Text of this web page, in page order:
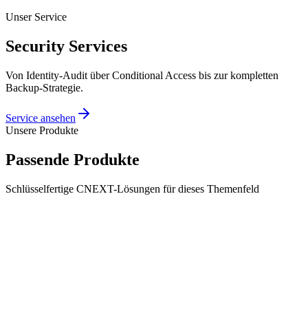
Unser Service
Security Services
Von Identity-Audit über Conditional Access bis zur kompletten
Backup-Strategie.
Service ansehen
Unsere Produkte
Passende Produkte
Schlüsselfertige CNEXT-Lösungen für dieses Themenfeld